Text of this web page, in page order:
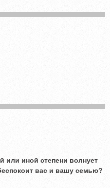
или иной степени волнует
вас и вашу семью?